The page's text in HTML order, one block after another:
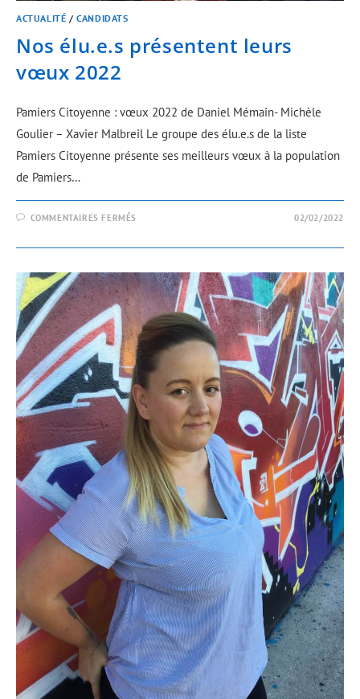
ACTUALITÉ /CANDIDATS
Nos élu.e.s présentent leurs
vœux 2022
Pamiers Citoyenne : vœux 2022 de Daniel Mémain- Michèle
Goulier – Xavier Malbreil Le groupe des élu.e.s de la liste
Pamiers Citoyenne présente ses meilleurs vœux à la population
de Pamiers…
COMMENTAIRES FERMÉS 02/02/2022